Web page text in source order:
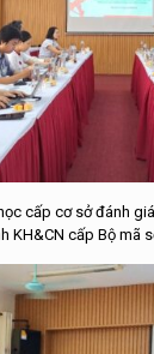
cấp cơ sở đánh
KH&CN cấp Bộ mã